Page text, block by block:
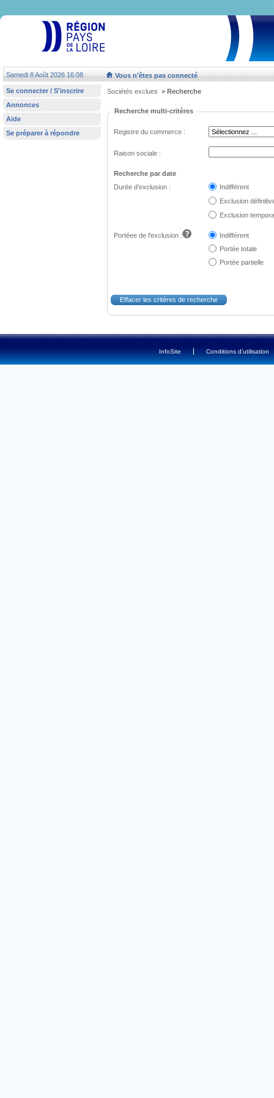
Samedi 8 Août 2026 16:08 Vous n'êtes pas connecté
Se connecter / S'inscrire
Annonces
Aide
Se préparer à répondre
Sociétés exclues > Recherche
Recherche multi-critères
Registre du commerce :
Raison sociale :
Recherche par date
Durée d'exclusion :
Indifférent
Exclusion
Exclusion
Portéee de l'exclusion :
Indifférent
Portée totale
Portée partielle
InfoSite - Conditions d'utilisation